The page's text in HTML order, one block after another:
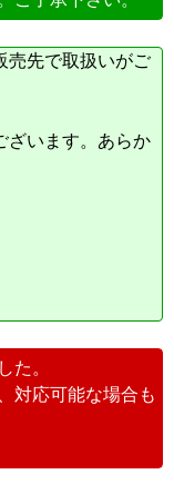
売先で取扱いがご
ざいます。あらか
た。
対応可能な場合も